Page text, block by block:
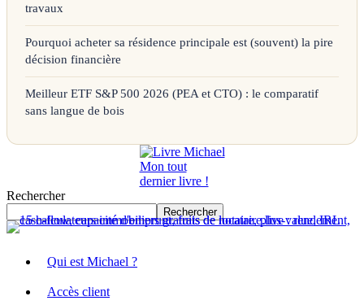
travaux
Pourquoi acheter sa résidence principale est (souvent) la pire
décision financière
Meilleur ETF S&P 500 2026 (PEA et CTO) : le comparatif
sans langue de bois
Mon tout
dernier livre !
Rechercher
Rechercher
Qui est Michael ?
Accès client